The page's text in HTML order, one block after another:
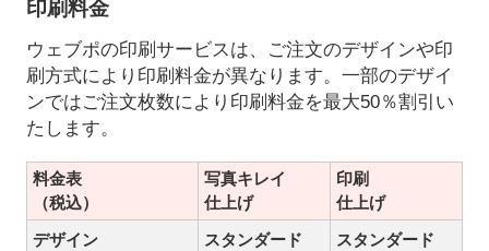
印刷料金
ウェブポの印刷サービスは、ご注文のデザインや印
刷方式により印刷料金が異なります。一部のデザイ
ンではご注文枚数により印刷料金を最大50％割引い
たします。
料金表
（税込）
写真キレイ
仕上げ
印刷
仕上げ
デザイン
スタンダード スタンダード